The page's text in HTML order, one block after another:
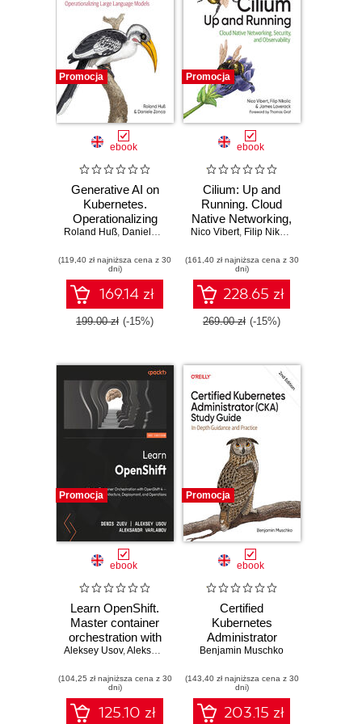
Promocja
ebook
Generative AI on
Kubernetes.
Operationalizing
Large Language
Roland Huß, Daniele Zonca
(119,40 zł najniższa cena z 30
dni)
169.14 zł
199.00 zł (-15%)
Promocja
ebook
Cilium: Up and
Running. Cloud
Native Networking,
Security, and
Nico Vibert, Filip Nikolic
(161,40 zł najniższa cena z 30
dni)
228.65 zł
269.00 zł (-15%)
Promocja
ebook
Learn OpenShift.
Master container
orchestration with
OpenShift 4 –
deployment, and
operations -
Second Edition
Aleksey Usov,Aleksandr Varlamov ,Denis Zuev
(104,25 zł najniższa cena z 30
dni)
125.10 zł
Promocja
ebook
Certified
Kubernetes
Administrator
(CKA) Study
Guidance and
Practice. 2nd
Edition
Benjamin Muschko
(143,40 zł najniższa cena z 30
dni)
203.15 zł